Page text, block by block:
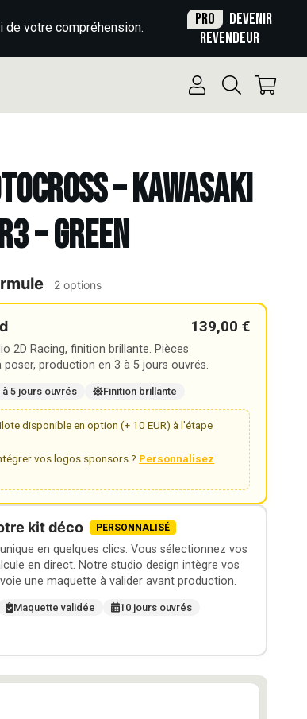
votre compréhension. Pro
Devenir
revendeur
– KAWASAKI
– GREEN
2 options
139,00 €
2D Racing, finition brillante. Pièces
production en 3 à 5 jours ouvrés.
à 5 jours ouvrés Finition brillante
disponible en option (+ 10 EUR) à l'étape
vos logos sponsors ? Personnalisez
kit déco PERSONNALISÉ
en quelques clics. Vous sélectionnez vos
en direct. Notre studio design intègre vos
une maquette à valider avant production.
Maquette validée
10 jours ouvrés